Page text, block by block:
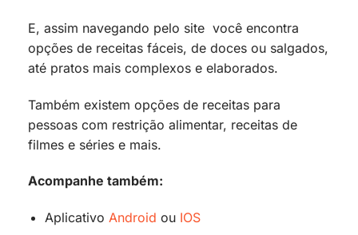
E, assim navegando pelo site você encontra
opções de receitas fáceis, de doces ou salgados,
até pratos mais complexos e elaborados.
Também existem opções de receitas para
pessoas com restrição alimentar, receitas de
filmes e séries e mais.
Acompanhe também:
Aplicativo Android ou IOS